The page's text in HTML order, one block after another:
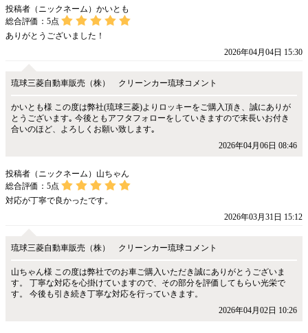
投稿者（ニックネーム）かいとも
総合評価： 5点
ありがとうございました！
2026年04月04日 15:30
琉球三菱自動車販売（株） クリーンカー琉球コメント
かいとも様 この度は弊社(琉球三菱)よりロッキーをご購入頂き、誠にありが
とうございます｡ 今後ともアフタフォローをしていきますので末長いお付き
合いのほど、よろしくお願い致します｡
2026年04月06日 08:46
投稿者（ニックネーム）山ちゃん
総合評価： 5点
対応が丁寧で良かったです。
2026年03月31日 15:12
琉球三菱自動車販売（株） クリーンカー琉球コメント
山ちゃん様 この度は弊社でのお車ご購入いただき誠にありがとうございま
す。 丁寧な対応を心掛けていますので、その部分を評価してもらい光栄で
す。 今後も引き続き丁寧な対応を行っていきます。
2026年04月02日 10:26